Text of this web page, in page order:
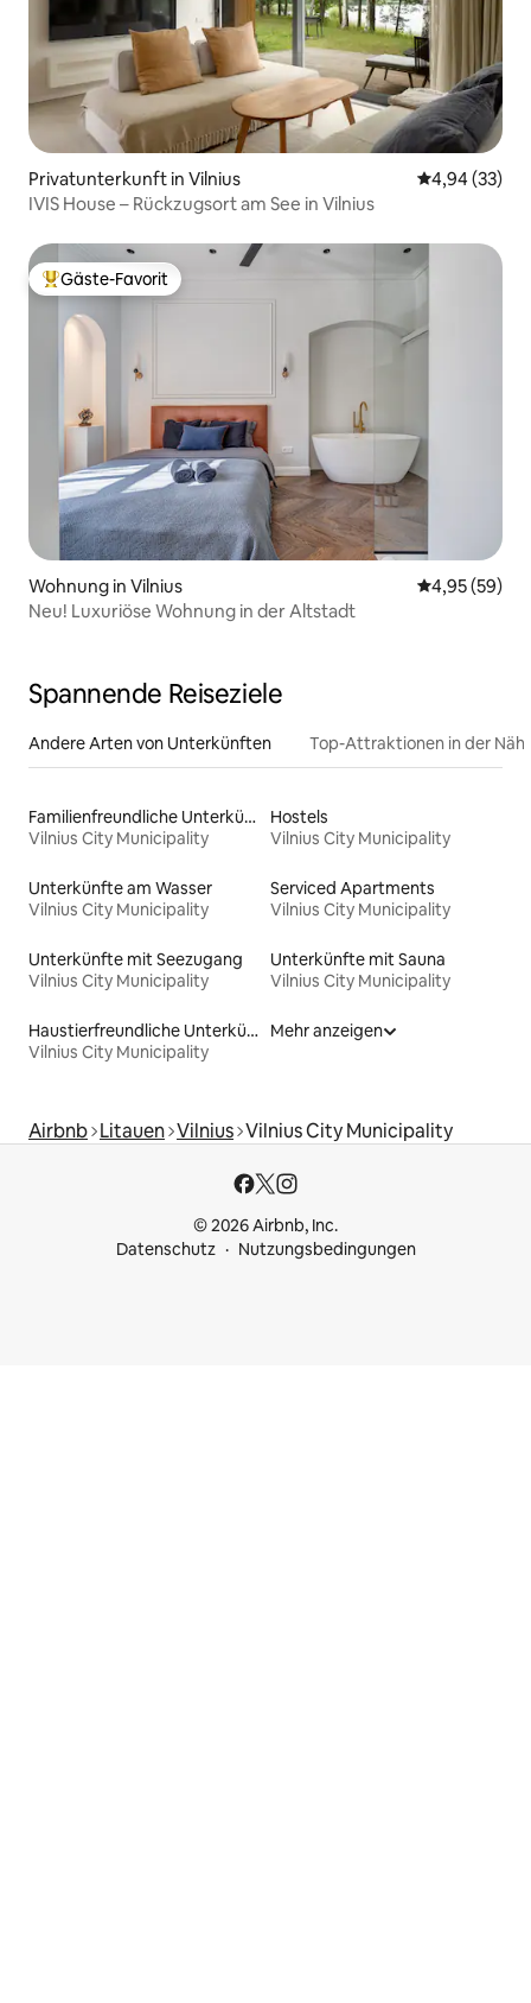
Privatunterkunft in Vilnius
4,94 (33)
IVIS House – Rückzugsort am See in Vilnius
Beliebter Gäste-Favorit.
Gäste-Favorit
Wohnung in Vilnius
4,95 (59)
Neu! Luxuriöse Wohnung in der Altstadt
Spannende Reiseziele
Andere Arten von Unterkünften Top-Attraktionen in der
Familienfreundliche Unterkünfte
Vilnius City Municipality
Hostels
Vilnius City Municipality
Unterkünfte am Wasser
Vilnius City Municipality
Serviced Apartments
Vilnius City Municipality
Unterkünfte mit Seezugang
Vilnius City Municipality
Unterkünfte mit Sauna
Vilnius City Municipality
Haustierfreundliche Unterkünfte
Vilnius City Municipality
Mehr anzeigen
Airbnb Litauen Vilnius Vilnius City Municipality
© 2026 Airbnb, Inc.
Datenschutz
Nutzungsbedingungen